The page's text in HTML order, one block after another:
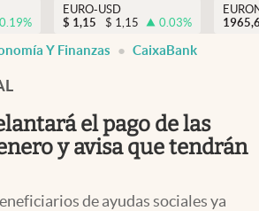
USA
Colombia
EURO
0.19%
EURO-USD
$ 1,15 $ 1,15 0.03%
Y Finanzas CaixaBank
el pago de las
y avisa que tendrán
de ayudas sociales ya